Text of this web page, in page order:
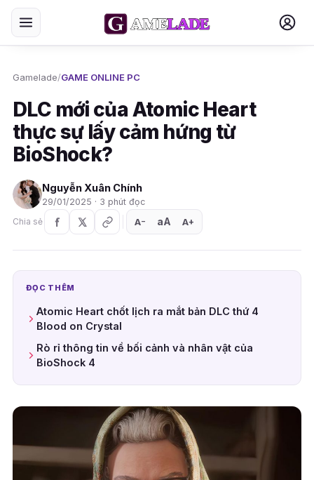
Gamelade/GAME ONLINE PC
DLC mới của Atomic Heart
thực sự lấy cảm hứng từ
BioShock?
Nguyễn Xuân Chính
29/01/2025 · 3 phút đọc
Chia sẻ
A− aA A+
ĐỌC THÊM
Atomic Heart chốt lịch ra mắt bản DLC thứ 4
Blood on Crystal
Rò rỉ thông tin về bối cảnh và nhân vật của
BioShock 4